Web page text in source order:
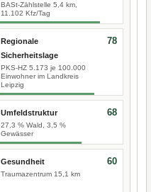
BASt-Zählstelle 5,4 km,
11.102 Kfz/Tag
Regionale
Sicherheitslage
PKS-HZ 5.173 je 100.000
Einwohner im Landkreis
Leipzig
78
Umfeldstruktur
27,3 % Wald, 3,5 %
Gewässer
68
Gesundheit
Traumazentrum 15,1 km
60